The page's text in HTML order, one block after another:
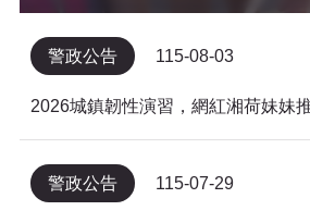
警政公告 115-08-03
2026城鎮韌性演習，網紅湘荷妹妹
警政公告 115-07-29